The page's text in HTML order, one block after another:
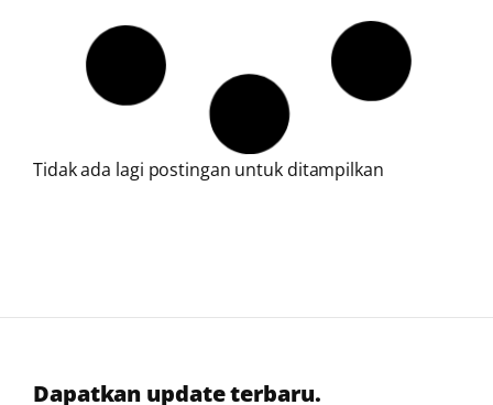
Pelajari prosedur kateterisasi jantung secara
lengkap, fungsi, risiko, biaya, serta kapan perlu
dilakukan untuk diagnosis dan pengobatan
penyakit jantung.
Anda Sering Sesak Nafas, Pusing dan Mudah
Lelah? Waspada Kardiomiopati! Kenali Gejala